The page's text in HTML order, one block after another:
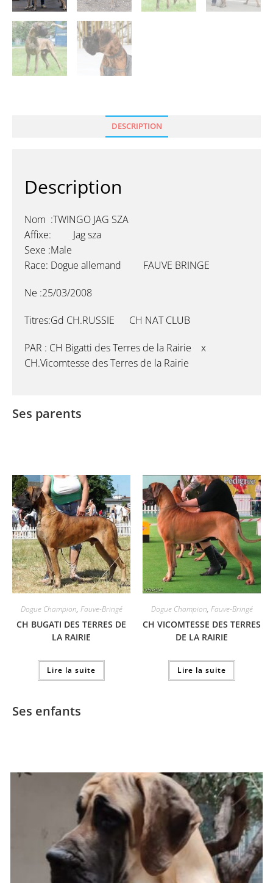
DESCRIPTION
Description
Nom :TWINGO JAG SZA
Affixe: Jag sza
Sexe :Male
Race: Dogue allemand FAUVE BRINGE
Ne :25/03/2008
Titres:Gd CH.RUSSIE CH NAT CLUB
PAR : CH Bigatti des Terres de la Rairie x
CH.Vicomtesse des Terres de la Rairie
Ses parents
Dogue Champion, Fauve-Bringé
CH BUGATI DES TERRES DE
LA RAIRIE
Lire la suite
Dogue Champion, Fauve-Bringé
CH VICOMTESSE DES TERRES
DE LA RAIRIE
Lire la suite
Ses enfants